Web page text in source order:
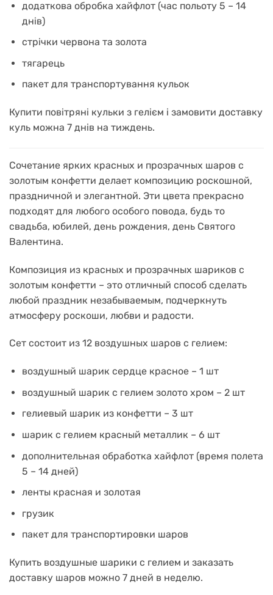
додаткова обробка хайфлот (час польоту 5 – 14
днів)
стрічки червона та золота
тягарець
пакет для транспортування кульок
Купити повітряні кульки з гелієм і замовити доставку
куль можна 7 днів на тиждень.
Сочетание ярких красных и прозрачных шаров с
золотым конфетти делает композицию роскошной,
праздничной и элегантной. Эти цвета прекрасно
подходят для любого особого повода, будь то
свадьба, юбилей, день рождения, день Святого
Валентина.
Композиция из красных и прозрачных шариков с
золотым конфетти – это отличный способ сделать
любой праздник незабываемым, подчеркнуть
атмосферу роскоши, любви и радости.
Сет состоит из 12 воздушных шаров с гелием:
воздушный шарик сердце красное – 1 шт
воздушный шарик с гелием золото хром – 2 шт
гелиевый шарик из конфетти – 3 шт
шарик с гелием красный металлик – 6 шт
дополнительная обработка хайфлот (время полета
5 – 14 дней)
ленты красная и золотая
грузик
пакет для транспортировки шаров
Купить воздушные шарики с гелием и заказать
доставку шаров можно 7 дней в неделю.